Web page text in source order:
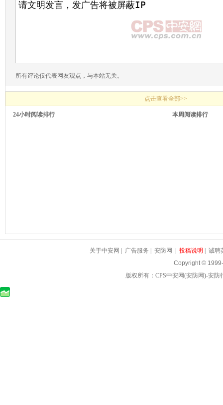
所有评论仅代表网友观点，与本站无关。
点击查看全部>>
24小时阅读排行 本周阅读排行
关于中安网 广告服务 安防网 投稿说明
诚聘
Copyright © 1999-
版权所有： CPS中安网(安防网)-安防